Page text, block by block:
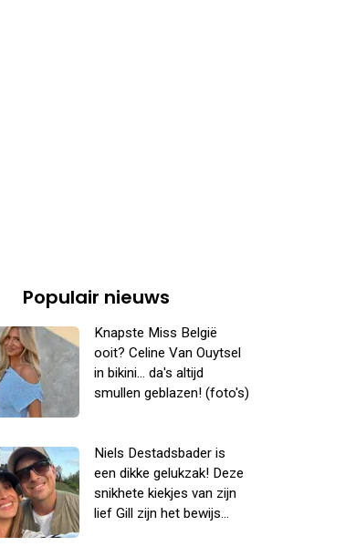
Populair nieuws
Knapste Miss België
ooit? Celine Van Ouytsel
in bikini... da's altijd
smullen geblazen! (foto's)
Niels Destadsbader is
een dikke gelukzak! Deze
snikhete kiekjes van zijn
lief Gill zijn het bewijs...